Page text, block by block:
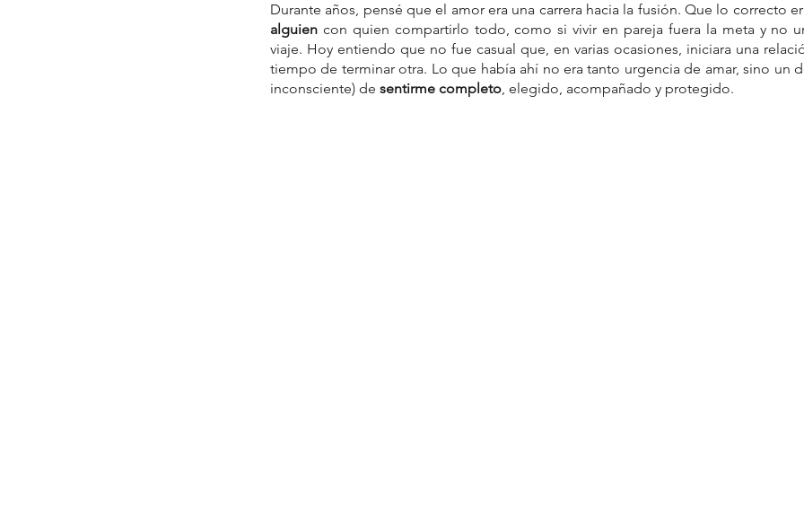
Our Recent Posts
Durante años, pensé que el amor era una carrera hacia la fusión. Que lo correcto
alguien con quien compartirlo todo, como si vivir en pareja fuera la meta y no
viaje. Hoy entiendo que no fue casual que, en varias ocasiones, iniciara una
tiempo de terminar otra. Lo que había ahí no era tanto urgencia de amar, sino un
inconsciente) de sentirme completo, elegido, acompañado y protegido.